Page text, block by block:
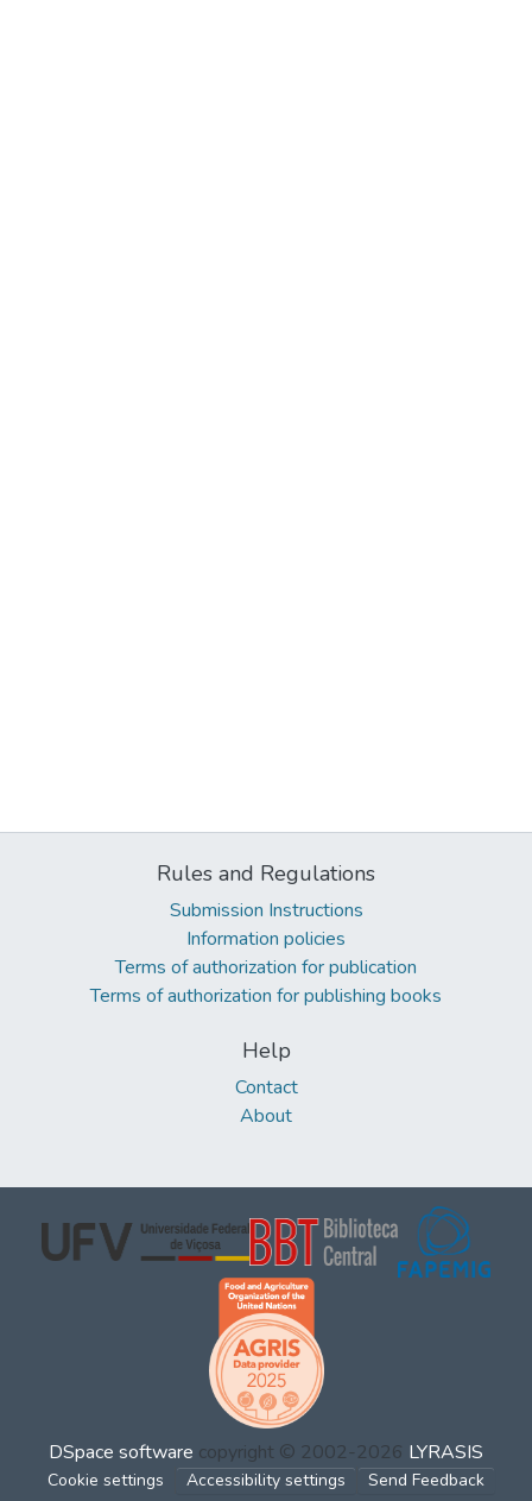
Rules and Regulations
Submission Instructions
Information policies
Terms of authorization for publication
Terms of authorization for publishing books
Help
Contact
About
DSpace software copyright © 2002-2026 LYRASIS
Cookie settings Accessibility settings Send Feedback